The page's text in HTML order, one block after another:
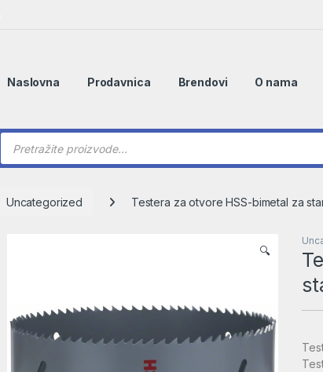
Naslovna Prodavnica Brendovi O nama
Products search
Uncategorized Testera za otvore HSS-bimetal za
🔍